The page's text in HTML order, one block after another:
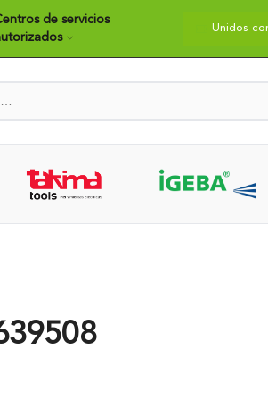
de servicios
Unidos